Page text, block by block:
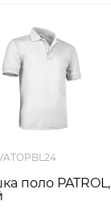
поло PATROL,